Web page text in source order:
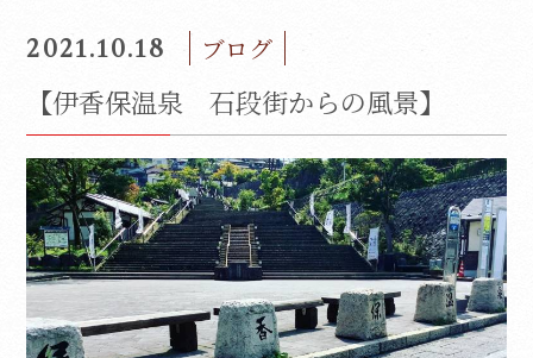
2021.10.18 ブログ
【伊香保温泉 石段街からの風景】